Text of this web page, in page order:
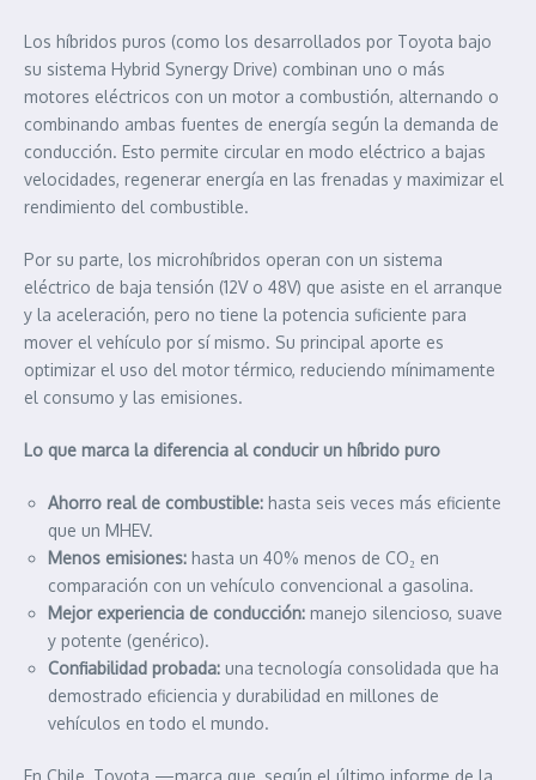
Los híbridos puros (como los desarrollados por Toyota bajo
su sistema Hybrid Synergy Drive) combinan uno o más
motores eléctricos con un motor a combustión, alternando o
combinando ambas fuentes de energía según la demanda de
conducción. Esto permite circular en modo eléctrico a bajas
velocidades, regenerar energía en las frenadas y maximizar el
rendimiento del combustible.
Por su parte, los microhíbridos operan con un sistema
eléctrico de baja tensión (12V o 48V) que asiste en el arranque
y la aceleración, pero no tiene la potencia suficiente para
mover el vehículo por sí mismo. Su principal aporte es
optimizar el uso del motor térmico, reduciendo mínimamente
el consumo y las emisiones.
Lo que marca la diferencia al conducir un híbrido puro
Ahorro real de combustible: hasta seis veces más eficiente
que un MHEV.
Menos emisiones: hasta un 40% menos de CO₂ en
comparación con un vehículo convencional a gasolina.
Mejor experiencia de conducción: manejo silencioso, suave
y potente (genérico).
Confiabilidad probada: una tecnología consolidada que ha
demostrado eficiencia y durabilidad en millones de
vehículos en todo el mundo.
En Chile, Toyota —marca que, según el último informe de la